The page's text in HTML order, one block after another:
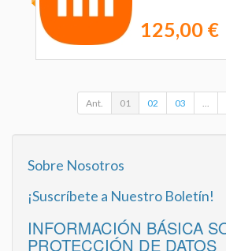
125,00 €
Ant. 01 02 03
Sobre Nosotros
¡Suscríbete a Nuestro Boletín!
INFORMACIÓN BÁSICA
PROTECCIÓN DE DATOS